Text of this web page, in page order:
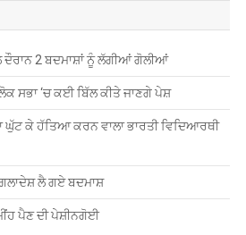
ਦੌਰਾਨ 2 ਬਦਮਾਸ਼ਾਂ ਨੂੰ ਲੱਗੀਆਂ ਗੋਲੀਆਂ
ਸਭਾ ‘ਚ ਕਈ ਬਿੱਲ ਕੀਤੇ ਜਾਣਗੇ ਪੇਸ਼
ਘੁੱਟ ਕੇ ਹੱਤਿਆ ਕਰਨ ਵਾਲਾ ਭਾਰਤੀ ਵਿਦਿਆਰਥੀ
ਲੈ ਗਏ ਬਦਮਾਸ਼
ਪੈਣ ਦੀ ਪੇਸ਼ੀਨਗੋਈ